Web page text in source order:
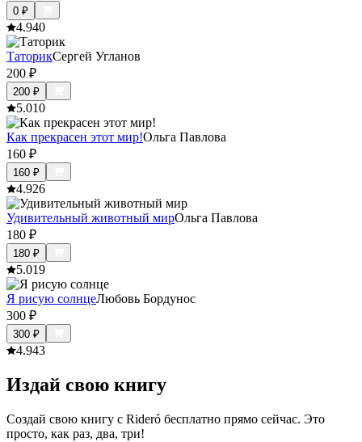
0 ₽
4.940
ТаторикСергей Угланов
200 ₽
200 ₽
5.010
Как прекрасен этот мир!Ольга Павлова
160 ₽
160 ₽
4.926
Удивительный животный мирОльга Павлова
180 ₽
180 ₽
5.019
Я рисую солнцеЛюбовь Бордунос
300 ₽
300 ₽
4.943
Издай свою книгу
Создай свою книгу с Rideró бесплатно прямо сейчас. Это
просто, как раз, два, три!